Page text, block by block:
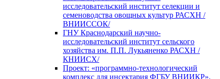
исследовательский институт селекции и
семеноводства овощных культур РАСХН /
ВНИИССОК/
ГНУ Краснодарский научно-
исследовательский институт сельского
хозяйства им. П.П. Лукьяненко РАСХН /
КНИИСХ/
Проект: «программно-технологический
комплекс для инсектария ФГБУ ВНИИКР».